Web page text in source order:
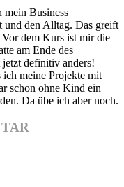
mein Business
und den Alltag. Das greift
dem Kurs ist mir die
am Ende des
jetzt definitiv anders!
ich meine Projekte mit
schon ohne Kind ein
Da übe ich aber noch.